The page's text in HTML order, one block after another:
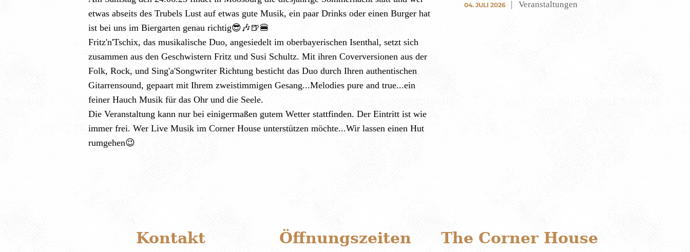
etwas abseits des Trubels Lust auf etwas gute Musik, ein paar Drinks oder einen Burger hat
ist bei uns im Biergarten genau richtig😎🎶🍺🍔
Fritz'n'Tschix, das musikalische Duo, angesiedelt im oberbayerischen Isenthal, setzt sich
zusammen aus den Geschwistern Fritz und Susi Schultz. Mit ihren Coverversionen aus der
Folk, Rock, und Sing'a'Songwriter Richtung besticht das Duo durch Ihren authentischen
Gitarrensound, gepaart mit Ihrem zweistimmigen Gesang...Melodies pure and true...ein
feiner Hauch Musik für das Ohr und die Seele.
Die Veranstaltung kann nur bei einigermaßen gutem Wetter stattfinden. Der Eintritt ist wie
immer frei. Wer Live Musik im Corner House unterstützen möchte...Wir lassen einen Hut
rumgehen😉
04. JULI 2026 Veranstaltungen
Kontakt Öffnungszeiten The Corner House